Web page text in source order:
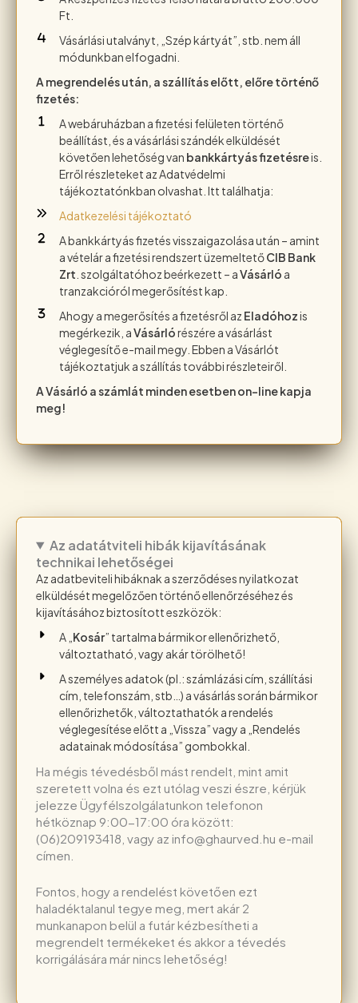
Ft.
Vásárlási utalványt, „Szép kártyát”, stb. nem áll
módunkban elfogadni.
A megrendelés után, a szállítás előtt, előre történő
fizetés:
A webáruházban a fizetési felületen történő
beállítást, és a vásárlási szándék elküldését
követően lehetőség van bankkártyás fizetésreis.
Erről részleteket az Adatvédelmi
tájékoztatónkban olvashat. Itt találhatja:
Adatkezelési tájékoztató
A bankkártyás fizetés visszaigazolása után – amint
a vételár a fizetési rendszert üzemeltetőCIB Bank
Zrt . szolgáltatóhoz beérkezett – aVásárló a
tranzakcióról megerősítést kap.
Ahogy a megerősítés a fizetésről az Eladóhozis
megérkezik, aVásárlórészére a vásárlást
véglegesítő e-mail megy. Ebben a Vásárlót
tájékoztatjuk a szállítás további részleteiről.
A Vásárló a számlát minden esetben on-line kapja
meg!
Az adatátviteli hibák kijavításának
technikai lehetőségei
Az adatbeviteli hibáknak a szerződéses nyilatkozat
elküldését megelőzően történő ellenőrzéséhez és
kijavításához biztosított eszközök:
A „ Kosár” tartalma bármikor ellenőrizhető,
változtatható, vagy akár törölhető!
A személyes adatok (pl.: számlázási cím, szállítási
cím, telefonszám, stb…) a vásárlás során bármikor
ellenőrizhetők, változtathatók a rendelés
véglegesítése előtt a „Vissza” vagy a „Rendelés
adatainak módosítása” gombokkal.
Ha mégis tévedésből mást rendelt, mint amit
szeretett volna és ezt utólag veszi észre, kérjük
jelezze Ügyfélszolgálatunkon telefonon
hétköznap 9:00-17:00 óra között:
(06)209193418, vagy az info@ghaurved.hu e-mail
címen.
Fontos, hogy a rendelést követően ezt
haladéktalanul tegye meg, mert akár 2
munkanapon belül a futár kézbesítheti a
megrendelt termékeket és akkor a tévedés
korrigálására már nincs lehetőség!